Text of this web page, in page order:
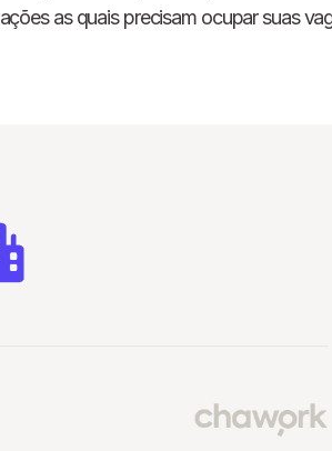
as quais precisam ocupar suas